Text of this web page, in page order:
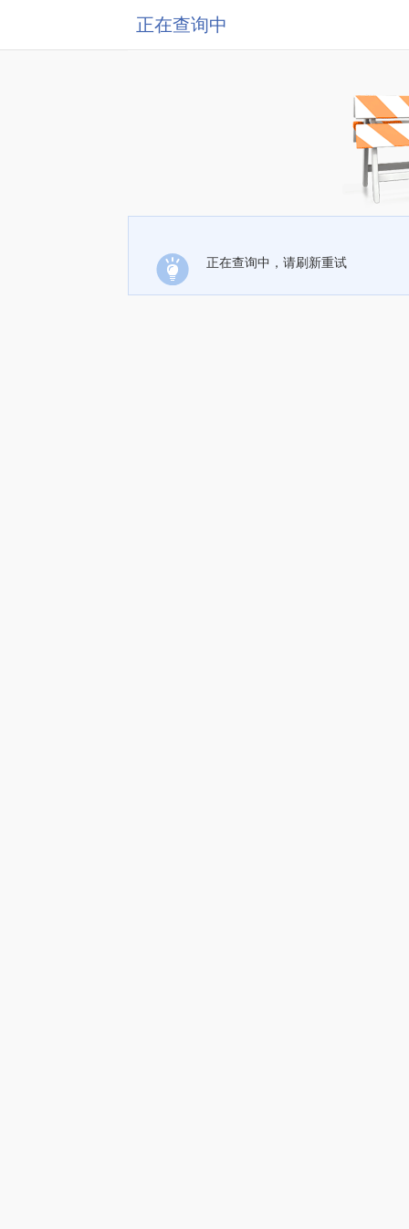
正在查询中
正在查询中，请刷新重试